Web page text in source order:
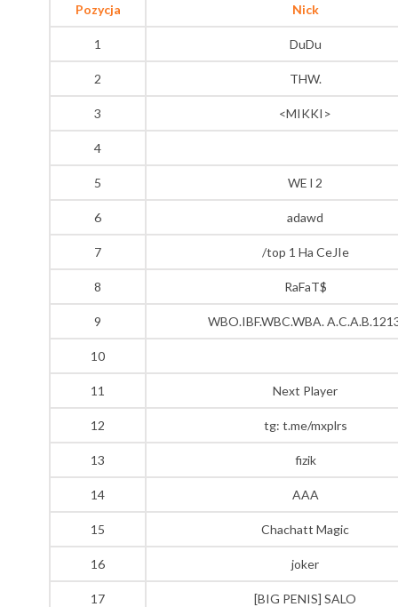
Pozycja Nick
1 DuDu
2 THW.
3 <MIKKI>
4
5 WE l 2
6 adawd
7 /top 1 Ha CeJIe
8 RaFaT$
9 WBO.IBF.WBC.WBA.
10
11 Next Player
12 tg: t.me/mxplrs
13 fizik
14 AAA
15 Chachatt Magic
16 joker
17 [BIG PENIS] SALO